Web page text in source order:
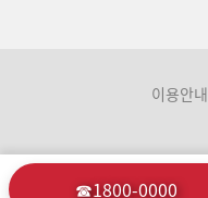
이용안내
☎1800-0000